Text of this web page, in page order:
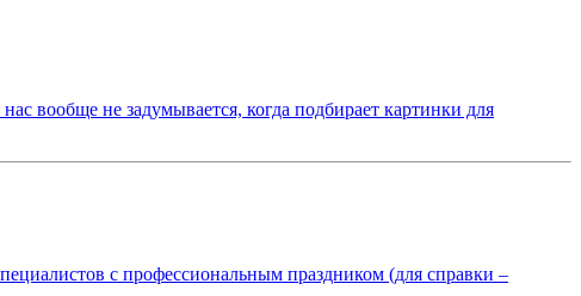
вообще не задумывается, когда подбирает картинки для
с профессиональным праздником (для справки –